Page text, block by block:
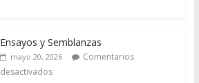
Ensayos y Semblanzas
mayo 20, 2026
Comentarios
desactivados